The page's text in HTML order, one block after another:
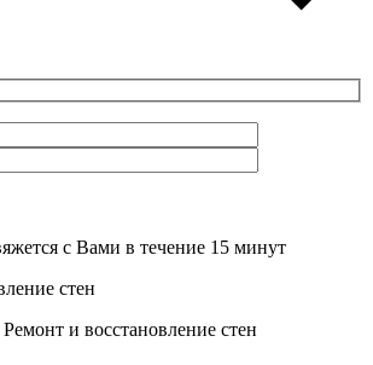
с Вами в течение 15 минут
стен
Ремонт и восстановление стен